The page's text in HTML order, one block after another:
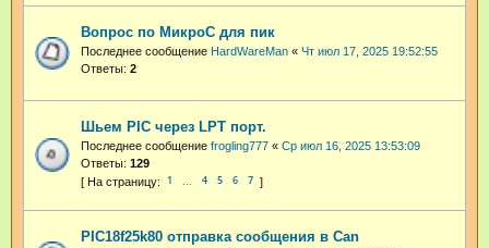
Вопрос по МикроС для пик
Последнее сообщение HardWareMan « Чт июл 17, 2025 19:52:55
Ответы: 2
Шьем PIC через LPT порт.
Последнее сообщение frogling777 « Ср июл 16, 2025 13:53:09
Ответы: 129
1 4 5 6 7
PIC18f25k80 отправка сообщения в Can